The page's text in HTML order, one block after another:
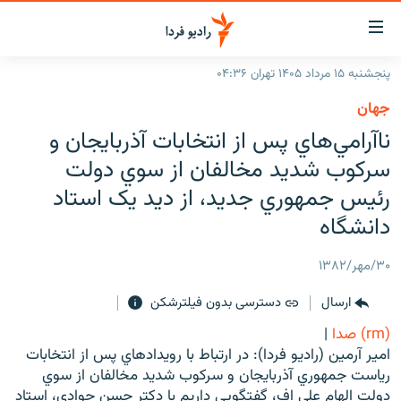
لینک‌های
قابلیت
دسترسی
بازگشت
منوی
اصلی
رفتن
صفحه
جستجو
ایران
جهان
رادیو
انتخاب کنید و بشنوید
برنامه‌های رادیویی
پادکست
چندرسانه‌ای
English
به ما بپیوندید
پنجشنبه ۱۵ مرداد ۱۴۰۵ تهران ۰۴:۳۶
جهان
ناآرامي‌هاي پس از انتخابات آذربايجان و
سرکوب شديد مخالفان از سوي دولت
رئيس جمهوري جديد، از ديد يک استاد
دانشگاه
۳۰/مهر/۱۳۸۲
ارسال
دسترسی بدون فیلترشکن
(rm) صدا
|
امير آرمين (راديو فردا): در ارتباط با رويدادهاي پس از انتخابات
رياست جمهوري آذربايجان و سرکوب شديد مخالفان از سوي